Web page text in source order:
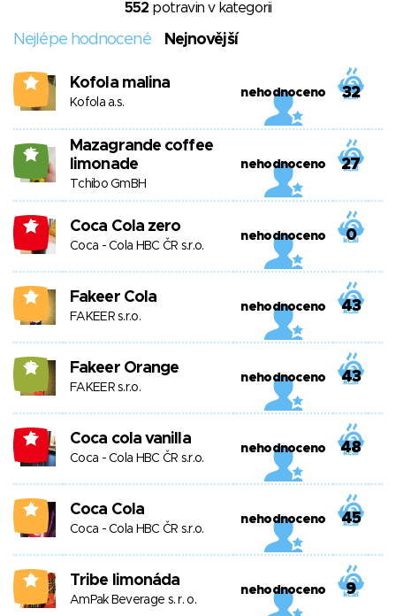
552 potravin v kategorii
Nejlépe hodnocené Nejnovější
3 Kofola malina
Kofola a.s.
nehodnoceno 32
15
Mazagrande coffee
limonade
Tchibo GmBH
nehodnoceno 27
-5 Coca Cola zero
Coca - Cola HBC ČR s.r.o.
nehodnoceno 0
3 Fakeer Cola
FAKEER s.r.o.
nehodnoceno 43
13 Fakeer Orange
FAKEER s.r.o.
nehodnoceno 43
-6 Coca cola vanilla
Coca - Cola HBC ČR s.r.o.
nehodnoceno 48
4 Coca Cola
Coca - Cola HBC ČR s.r.o.
nehodnoceno 45
2 Tribe limonáda
AmPak Beverage s. r. o.
nehodnoceno 9